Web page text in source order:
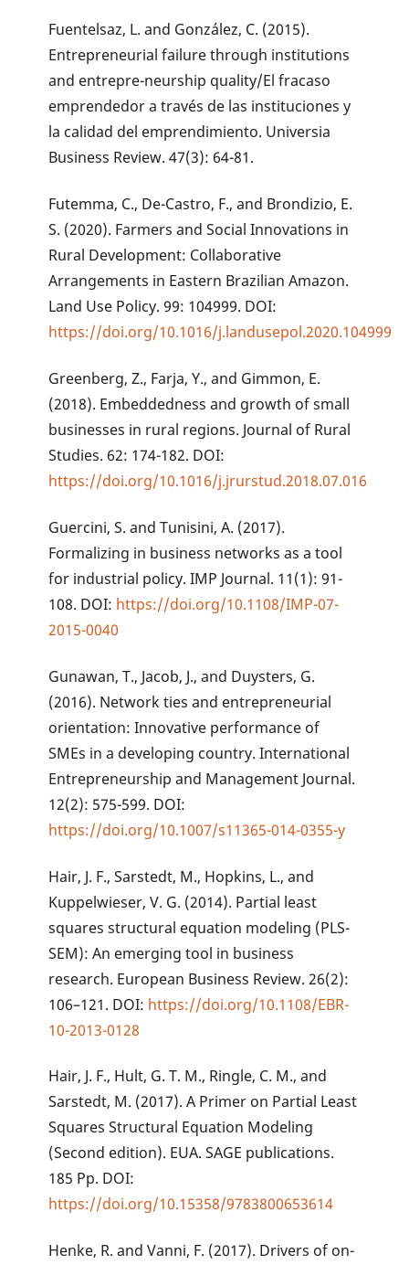
Fuentelsaz, L. and González, C. (2015).
Entrepreneurial failure through institutions
and entrepre-neurship quality/El fracaso
emprendedor a través de las instituciones y
la calidad del emprendimiento. Universia
Business Review. 47(3): 64-81.
Futemma, C., De-Castro, F., and Brondizio, E.
S. (2020). Farmers and Social Innovations in
Rural Development: Collaborative
Arrangements in Eastern Brazilian Amazon.
Land Use Policy. 99: 104999. DOI:
https://doi.org/10.1016/j.landusepol.2020.104999
Greenberg, Z., Farja, Y., and Gimmon, E.
(2018). Embeddedness and growth of small
businesses in rural regions. Journal of Rural
Studies. 62: 174-182. DOI:
https://doi.org/10.1016/j.jrurstud.2018.07.016
Guercini, S. and Tunisini, A. (2017).
Formalizing in business networks as a tool
for industrial policy. IMP Journal. 11(1): 91-
108. DOI: https://doi.org/10.1108/IMP-07-
2015-0040
Gunawan, T., Jacob, J., and Duysters, G.
(2016). Network ties and entrepreneurial
orientation: Innovative performance of
SMEs in a developing country. International
Entrepreneurship and Management Journal.
12(2): 575-599. DOI:
https://doi.org/10.1007/s11365-014-0355-y
Hair, J. F., Sarstedt, M., Hopkins, L., and
Kuppelwieser, V. G. (2014). Partial least
squares structural equation modeling (PLS-
SEM): An emerging tool in business
research. European Business Review. 26(2):
106–121. DOI: https://doi.org/10.1108/EBR-
10-2013-0128
Hair, J. F., Hult, G. T. M., Ringle, C. M., and
Sarstedt, M. (2017). A Primer on Partial Least
Squares Structural Equation Modeling
(Second edition). EUA. SAGE publications.
185 Pp. DOI:
https://doi.org/10.15358/9783800653614
Henke, R. and Vanni, F. (2017). Drivers of on-